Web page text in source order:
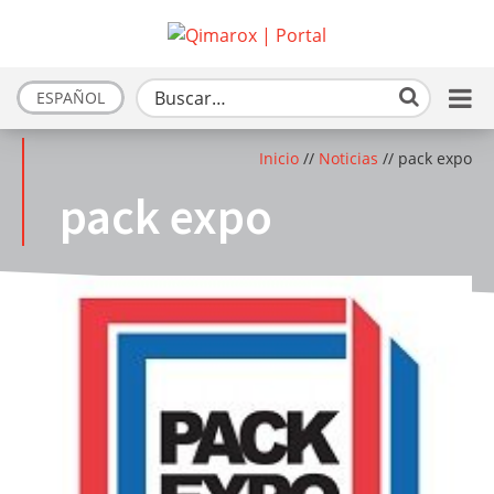
ESPAÑOL
Inicio // Noticias // pack expo
pack expo